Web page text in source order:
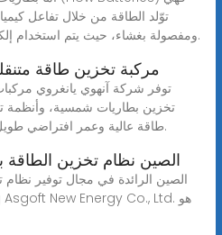
توّلد الطاقة من خلال تفاعل
ومفصولة بغشاء، حيث يتم استخدام إلكتروليتات لاستخلاص الإلكترونات.
مركبة تخزين طاقة
توفر شركة آنهوي يانغروي
تخزين بطاريات شمسية، وأنظمة
طاقة عالية وعمر افتراضي طويل. نرحب بكم لاستكشاف المزيد.
الصين نظام تخزين الطاقة
الصين الرائدة في مجال توفير نظام